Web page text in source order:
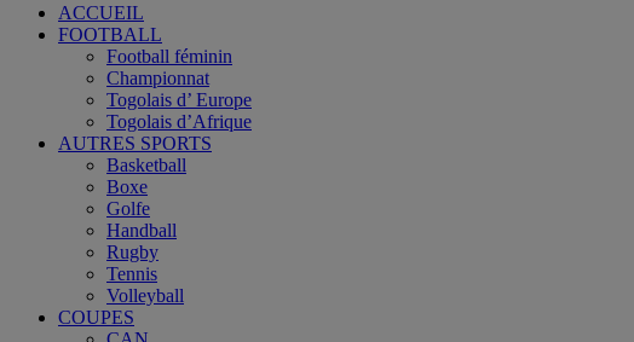
ACCUEIL
FOOTBALL
Football féminin
Championnat
Togolais d’ Europe
Togolais d’Afrique
AUTRES SPORTS
Basketball
Boxe
Golfe
Handball
Rugby
Tennis
Volleyball
COUPES